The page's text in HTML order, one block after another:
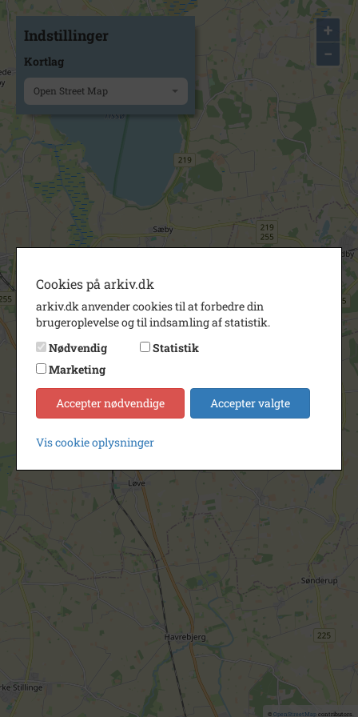
+
−
© OpenStreetMapcontributors.
Indstillinger
Kortlag
Open Street Map
Cookies på arkiv.dk
arkiv.dk anvender cookies til at forbedre din
brugeroplevelse og til indsamling af statistik.
Nødvendig
Statistik
Marketing
Accepter nødvendige Accepter valgte
Vis cookie oplysninger